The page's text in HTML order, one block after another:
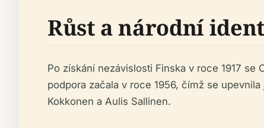
Růst a národní
Po získání nezávislosti Finska v roce 1917
podpora začala v roce 1956, čímž se
Kokkonen a Aulis Sallinen.